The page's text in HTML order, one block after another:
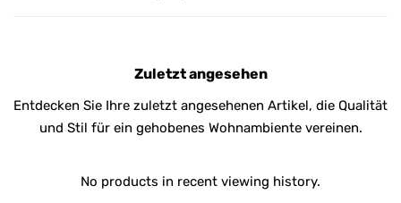
Zuletzt angesehen
Entdecken Sie Ihre zuletzt angesehenen Artikel, die Qualität
und Stil für ein gehobenes Wohnambiente vereinen.
No products in recent viewing history.